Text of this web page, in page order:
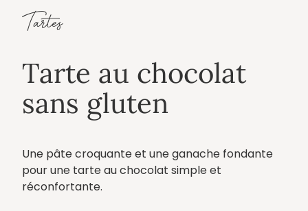
Tartes
Tarte au chocolat
sans gluten
Une pâte croquante et une ganache fondante
pour une tarte au chocolat simple et
réconfortante.